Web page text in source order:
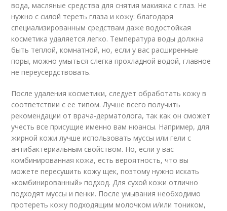
вода, масляные средства для снятия макияжа с глаз. Не
нужно с силой тереть глаза и кожу: благодаря
специализированным средствам даже водостойкая
косметика удаляется легко. Температура воды должна
быть теплой, комнатной, но, если у вас расширенные
поры, можно умыться слегка прохладной водой, главное
не переусердствовать.
После удаления косметики, следует обработать кожу в
соответствии с ее типом. Лучше всего получить
рекомендации от врача-дерматолога, так как он сможет
учесть все присущие именно вам нюансы. Например, для
жирной кожи лучше использовать муссы или гели с
антибактериальным свойством. Но, если у вас
комбинированная кожа, есть вероятность, что вы
можете пересушить кожу щек, поэтому нужно искать
«комбинированный» подход. Для сухой кожи отлично
подходят муссы и пенки. После умывания необходимо
протереть кожу подходящим молочком и/или тоником,